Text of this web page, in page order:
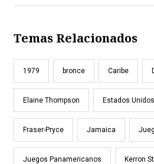
Temas Relacionados
1979 bronce Caribe
Elaine Thompson Estados Unidos
Fraser-Pryce Jamaica
Juegos Panamericanos Kerron